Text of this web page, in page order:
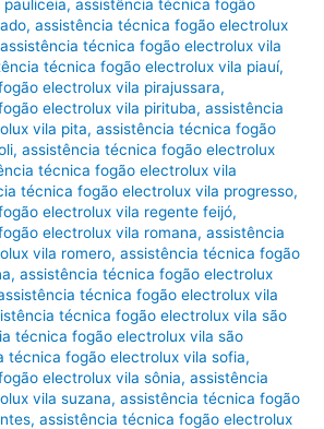
,assistência técnica fogão
,assistência técnica fogão electrolux
assistência técnica fogão electrolux vila
técnica fogão electrolux vila piauí,
electrolux vila pirajussara,
electrolux vila pirituba,assistência
vila pita,assistência técnica fogão
,assistência técnica fogão electrolux
técnica fogão electrolux vila
técnica fogão electrolux vila progresso,
electrolux vila regente feijó,
electrolux vila romana,assistência
vila romero,assistência técnica fogão
,assistência técnica fogão electrolux
técnica fogão electrolux vila
técnica fogão electrolux vila são
técnica fogão electrolux vila são
técnica fogão electrolux vila sofia,
electrolux vila sônia,assistência
vila suzana,assistência técnica fogão
,assistência técnica fogão electrolux